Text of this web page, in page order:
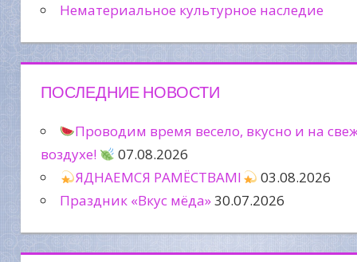
Нематериальное культурное наследие
ПОСЛЕДНИЕ НОВОСТИ
Проводим время весело, вкусно и на
воздухе!
07.08.2026
ЯДНАЕМСЯ РАМЁСТВАМІ
03.08.2026
Праздник «Вкус мёда»30.07.2026